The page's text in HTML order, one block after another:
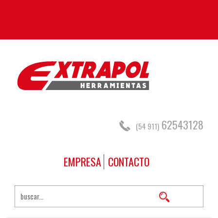
(54 911) 62543128
EMPRESA CONTACTO